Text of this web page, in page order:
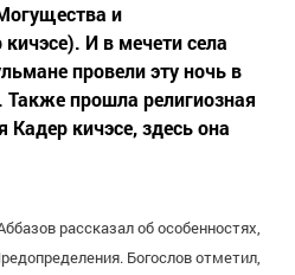
и
И в мечети села
провели эту ночь в
Также прошла религиозная
кичэсе, здесь она
рассказал об особенностях,
Богослов отметил,